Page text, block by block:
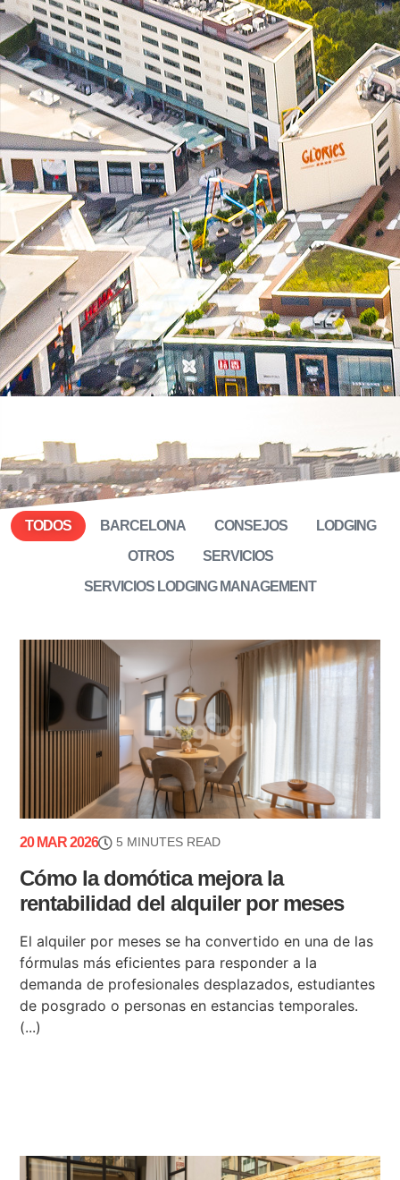
BARCELONA CONSEJOS
LODGING
OTROS
SERVICIOS
SERVICIOS LODGING MANAGEMENT
TODOS
20 MAR 2026 5 MINUTES READ
Cómo la domótica mejora la
rentabilidad del alquiler por meses
El alquiler por meses se ha convertido en una de las
fórmulas más eficientes para responder a la
demanda de profesionales desplazados, estudiantes
de posgrado o personas en estancias temporales.
(...)